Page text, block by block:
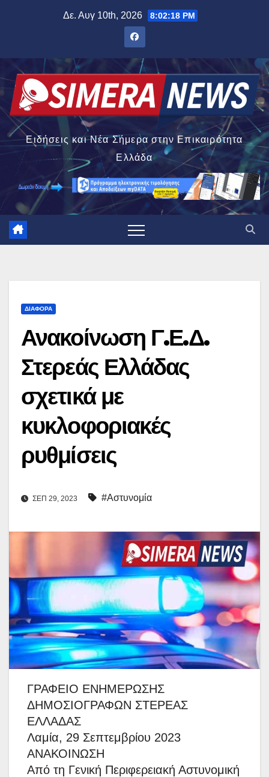
Δε. Αυγ 10th, 2026 8:02:19 PM
Ειδήσεις και Νέα Σήμερα στην Επικαιρότητα
Ελλάδα
ΔΙΆΦΟΡΑ
Ανακοίνωση Γ.Ε.Δ.
Στερεάς Ελλάδας
σχετικά με
κυκλοφοριακές
ρυθμίσεις
ΣΕΠ 29, 2023 #Αστυνομία
ΓΡΑΦΕΙΟ ΕΝΗΜΕΡΩΣΗΣ
ΔΗΜΟΣΙΟΓΡΑΦΩΝ ΣΤΕΡΕΑΣ
ΕΛΛΑΔΑΣ
Λαμία, 29 Σεπτεμβρίου 2023
ΑΝΑΚΟΙΝΩΣΗ
Από τη Γενική Περιφερειακή Αστυνομική